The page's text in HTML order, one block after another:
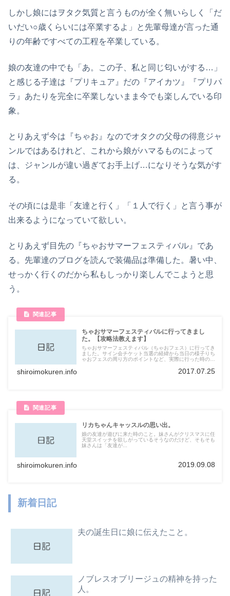
しかし娘にはヲタク気質と言うものが全く無いらしく「だ
いだい○歳くらいには卒業するよ」と先輩母達が言った通
りの年齢ですべての工程を卒業している。
娘の友達の中でも「あ。この子、私と同じ匂いがする…」
と感じる子達は『プリキュア』だの『アイカツ』『プリパ
ラ』あたりを完全に卒業しないまま今でも楽しんでいる印
象。
とりあえず今は『ちゃお』なのでオタクの父母の得意ジャ
ンルではあるけれど、これから娘がハマるものによって
は、ジャンルが違い過ぎてお手上げ…になりそうな気がす
る。
その頃には是非「友達と行く」「１人で行く」と言う事が
出来るようになっていて欲しい。
とりあえず目先の『ちゃおサマーフェスティバル』であ
る。先輩達のブログを読んで装備品は準備した。暑い中、
せっかく行くのだから私もしっかり楽しんでこようと思
う。
ちゃおサマーフェスティバルに行ってきまし
た。【攻略法教えます】
ちゃおサマーフェスティバル（ちゃおフェス）に行ってき
ました。サイン会チケット当選の経緯から当日の様子りち
ゃおフェスの周り方のポイントなど、実際に行った時の写
shiroimokuren.info 2017.07.25
リカちゃんキャッスルの思い出。
娘の友達が遊びに来た時のこと。妹さんがクリスマスに任
天堂スイッチを欲しがっているそうなのだけど、そもそも
妹さんは「友達が...
shiroimokuren.info 2019.09.08
新着日記
夫の誕生日に娘に伝えたこと。
ノブレスオブリージュの精神を持った
人。